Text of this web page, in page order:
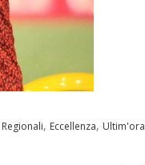
, Eccellenza, Ultim'ora